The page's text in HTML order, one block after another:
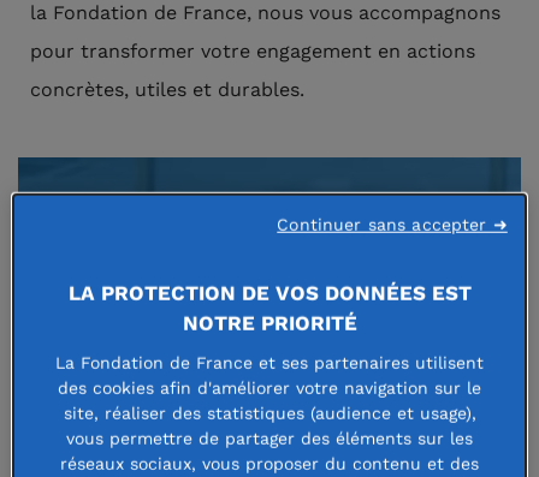
la Fondation de France, nous vous accompagnons
pour transformer votre engagement en actions
concrètes, utiles et durables.
Faire un don
LA PROTECTION DE VOS DONNÉES EST
NOTRE PRIORITÉ
La Fondation de France et ses partenaires utilisent
des cookies afin d'améliorer votre navigation sur le
site, réaliser des statistiques (audience et usage),
vous permettre de partager des éléments sur les
réseaux sociaux, vous proposer du contenu et des
Continuer sans accepter ➜